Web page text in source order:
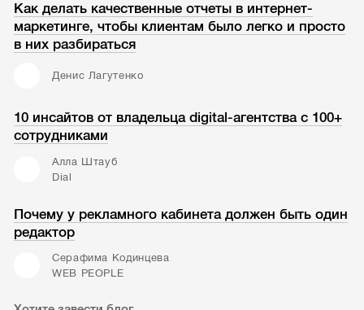
Как делать качественные отчеты в интернет-
маркетинге, чтобы клиентам было легко и просто
в них разбираться
Денис Лагутенко
10 инсайтов от владельца digital-агентства с 100+
сотрудниками
Алла Штауб
Dial
Почему у рекламного кабинета должен быть один
редактор
Серафима Кодинцева
WEB PEOPLE